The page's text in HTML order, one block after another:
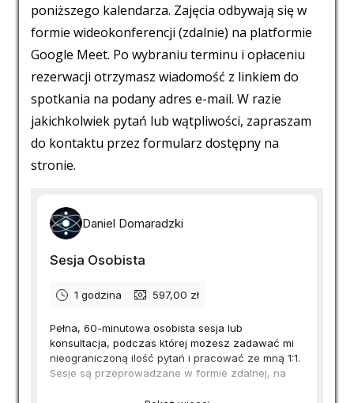
poniższego kalendarza. Zajęcia odbywają się w
formie wideokonferencji (zdalnie) na platformie
Google Meet. Po wybraniu terminu i opłaceniu
rezerwacji otrzymasz wiadomość z linkiem do
spotkania na podany adres e-mail. W razie
jakichkolwiek pytań lub wątpliwości, zapraszam
do kontaktu przez formularz dostępny na
stronie.